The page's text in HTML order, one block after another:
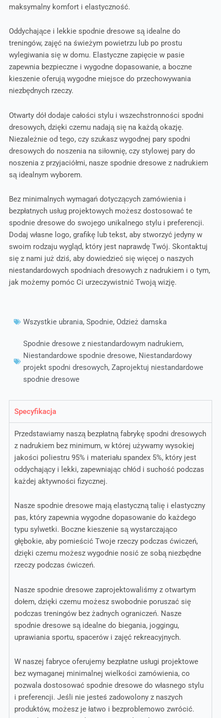
maksymalny komfort i elastyczność.
Oddychające i lekkie spodnie dresowe są idealne do
treningów, zajęć na świeżym powietrzu lub po prostu
wylegiwania się w domu. Elastyczne zapięcie w pasie
zapewnia bezpieczne i wygodne dopasowanie, a boczne
kieszenie oferują wygodne miejsce do przechowywania
niezbędnych rzeczy.
Otwarty dół dodaje całości stylu i wszechstronności spodni
dresowych, dzięki czemu nadają się na każdą okazję.
Niezależnie od tego, czy szukasz wygodnej pary spodni
dresowych do noszenia na siłownię, czy stylowej pary do
noszenia z przyjaciółmi, nasze spodnie dresowe z nadrukiem
są idealnym wyborem.
Bez minimalnych wymagań dotyczących zamówienia i
bezpłatnych usług projektowych możesz dostosować te
spodnie dresowe do swojego unikalnego stylu i preferencji.
Dodaj własne logo, grafikę lub tekst, aby stworzyć jedyny w
swoim rodzaju wygląd, który jest naprawdę Twój. Skontaktuj
się z nami już dziś, aby dowiedzieć się więcej o naszych
niestandardowych spodniach dresowych z nadrukiem i o tym,
jak możemy pomóc Ci urzeczywistnić Twoją wizję.
Wszystkie ubrania, Spodnie, Odzież damska
Spodnie dresowe z niestandardowym nadrukiem,
Niestandardowe spodnie dresowe, Niestandardowy
projekt spodni dresowych, Zaprojektuj niestandardowe
spodnie dresowe
Specyfikacja
Przedstawiamy naszą bezpłatną fabrykę spodni dresowych
z nadrukiem bez minimum, w której używamy wysokiej
jakości poliestru 95% i materiału spandex 5%, który jest
oddychający i lekki, zapewniając chłód i suchość podczas
każdej aktywności fizycznej.
Nasze spodnie dresowe mają elastyczną talię i elastyczny
pas, który zapewnia wygodne dopasowanie do każdego
typu sylwetki. Boczne kieszenie są wystarczająco
głębokie, aby pomieścić Twoje rzeczy podczas ćwiczeń,
dzięki czemu możesz wygodnie nosić ze sobą niezbędne
rzeczy podczas ćwiczeń.
Nasze spodnie dresowe zaprojektowaliśmy z otwartym
dołem, dzięki czemu możesz swobodnie poruszać się
podczas treningów bez żadnych ograniczeń. Nasze
spodnie dresowe są idealne do biegania, joggingu,
uprawiania sportu, spacerów i zajęć rekreacyjnych.
W naszej fabryce oferujemy bezpłatne usługi projektowe
bez wymaganej minimalnej wielkości zamówienia, co
pozwala dostosować spodnie dresowe do własnego stylu
i preferencji. Jeśli nie jesteś zadowolony z naszych
produktów, możesz je łatwo i bezproblemowo zwrócić.